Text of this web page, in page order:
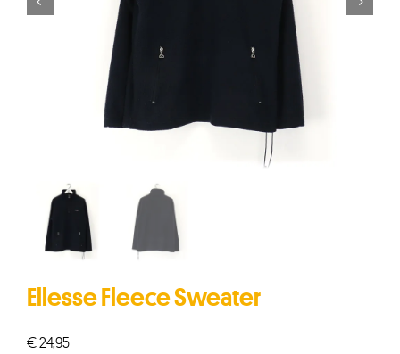
Ellesse Fleece Sweater
€24,95